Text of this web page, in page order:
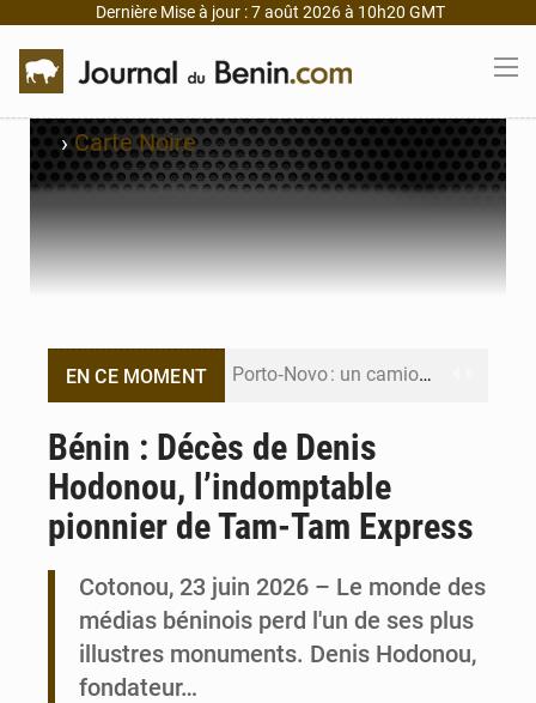
Dernière Mise à jour : 7 août 2026 à 10h20 GMT
›Carte Noire
EN CE MOMENT Porto‑Novo : un camion de produits pétroliers embrase Avakpa
Bénin et Canada scellent un partenariat inédit
Bénin : Le CEG La Verdure de Ouèdo fait sa mue pour la rentrée
Bénin : Décès de Denis
Hodonou, l’indomptable
pionnier de Tam-Tam Express
Cotonou, 23 juin 2026 – Le monde des
médias béninois perd l'un de ses plus
illustres monuments. Denis Hodonou,
fondateur…